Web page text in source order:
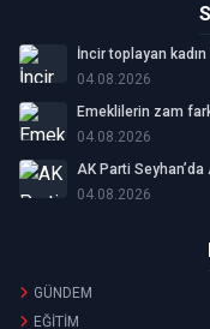
İncir toplayan
04.08.2026
Emeklilerin zam
04.08.2026
AK Parti
04.08.2026
GÜNDEM
EĞİTİM